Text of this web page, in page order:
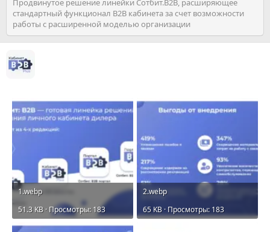
е
ц
з
д
н
Продвинутое решение линейки Сотбит.B2B, расширяющее
стандартный функционал B2B кабинета за счет возможности
работы с расширенной моделью организации
1.webp
51.3 KB · Просмотры: 183
2.webp
65 KB · Просмотры: 183